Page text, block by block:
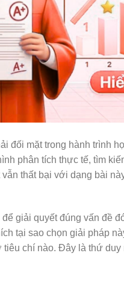
đối mặt trong hành trình
phân tích thực tế, tìm
thất bại với dạng bài
giải quyết đúng vấn đề
tại sao chọn giải pháp
chí nào. Đây là thứ